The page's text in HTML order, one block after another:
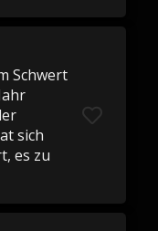
Schwert
sich
es zu